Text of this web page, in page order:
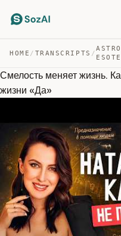
HOME / TRANSCRIPTS /
Смелость меняет жизнь.
жизни «Да»